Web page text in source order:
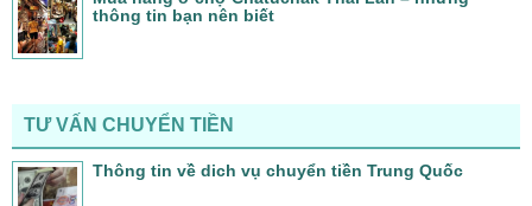
thông tin bạn nên biết
TƯ VẤN CHUYỂN TIỀN
Thông tin về dich vụ chuyển tiền Trung Quốc